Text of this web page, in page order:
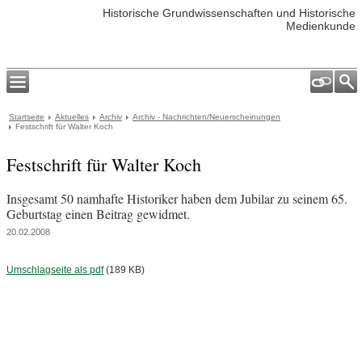
Historische Grundwissenschaften und Historische
Medienkunde
Startseite Aktuelles Archiv
Archiv - Nachrichten/Neuerscheinungen
Festschrift für Walter Koch
Festschrift für Walter Koch
Insgesamt 50 namhafte Historiker haben dem Jubilar zu seinem 65.
Geburtstag einen Beitrag gewidmet.
20.02.2008
Umschlagseite als pdf(189 KB)